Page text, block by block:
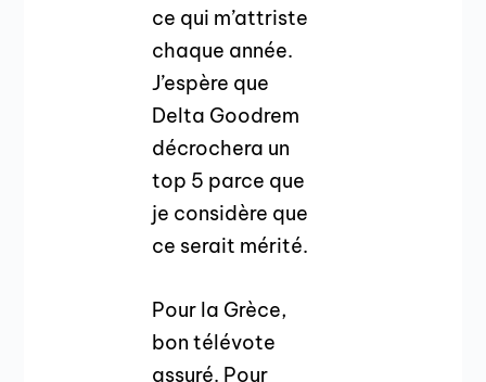
ce qui m’attriste
chaque année.
J’espère que
Delta Goodrem
décrochera un
top 5 parce que
je considère que
ce serait mérité.
Pour la Grèce,
bon télévote
assuré. Pour